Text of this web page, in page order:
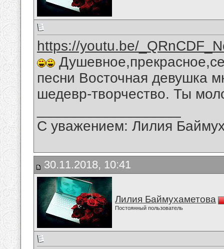
https://youtu.be/
песни Восточная девушка
шедевр-творчество. Ты
С уважением: Лилия
30.11.2018, 10:41
Лилия Баймухаметова
Постоянный пользователь